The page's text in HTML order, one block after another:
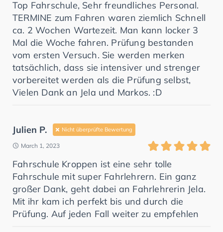
Top Fahrschule, Sehr freundliches Personal.
TERMINE zum Fahren waren ziemlich Schnell
ca. 2 Wochen Wartezeit. Man kann locker 3
Mal die Woche fahren. Prüfung bestanden
vom ersten Versuch. Sie werden merken
tatsächlich, dass sie intensiver und strenger
vorbereitet werden als die Prüfung selbst,
Vielen Dank an Jela und Markos. :D
Julien P. Nicht überprüfte Bewertung
March 1, 2023
Fahrschule Kroppen ist eine sehr tolle
Fahrschule mit super Fahrlehrern. Ein ganz
großer Dank, geht dabei an Fahrlehrerin Jela.
Mit ihr kam ich perfekt bis und durch die
Prüfung. Auf jeden Fall weiter zu empfehlen